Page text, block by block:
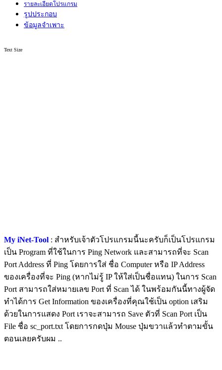
รายละเอียดโปรแกรม
รูปประกอบ
ข้อมูลจำเพาะ
Text Size
My iNet-Tool : สำหรับเจ้าตัวโปรแกรมนี้นะครับก็เป็นโปรแกรม
เป็น Program ที่ใช้ในการ Ping Network และสามารถที่จะ Scan
Port Address ที่ Ping โดยการใส่ ชื่อ Computer หรือ IP Address
ของเครื่องที่จะ Ping (หากไม่รู้ IP ให้ใส่เป็นชื่อแทน) ในการ Scan
Port สามารถใส่หมายเลข Port ที่ Scan ได้ ในพร้อมกันนี้ทางผู้จัด
ทำได้การ Get Information ของเครื่องที่คุณใช้เป็น option เสริม
ด้วยในการแสดง Port เราจะสามารถ Save ตัวที่ Scan Port เป็น
File ชื่อ sc_port.txt โดยการกดปุ่ม Mouse ปุ่มขวาแล้วทำตามขั้น
ตอนเลยครับผม ..